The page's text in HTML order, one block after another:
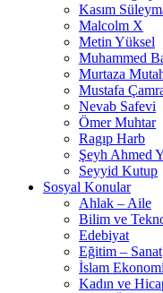
Kasım
Malcolm X
Metin Yüksel
Muhammed
Murtaza
Mustafa
Nevab Safevi
Ömer Muhtar
Ragıp Harb
Şeyh Ahmed
Seyyid Kutup
Sosyal Konular
Ahlak – Aile
Bilim ve
Edebiyat
Eğitim – Sanat
İslam
Kadın ve